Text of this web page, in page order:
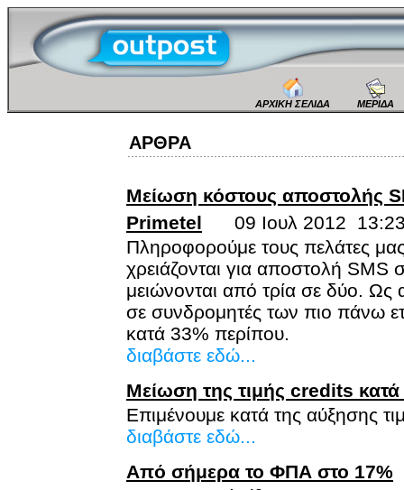
ΑΡΧΙΚΗ ΣΕΛΙΔΑ ΜΕΡΙΔΑ
ΑΡΘΡΑ
Μείωση κόστους αποστολής
Primetel 09 Ιουλ 2012
Πληροφορούμε τους πελάτες
χρειάζονται για αποστολή
μειώνονται από τρία σε δύο.
σε συνδρομητές των πιο πάνω
κατά 33% περίπου.
διαβάστε εδώ...
Μείωση της τιμής credits κατά
Επιμένουμε κατά της αύξησης
διαβάστε εδώ...
Από σήμερα το ΦΠΑ στο 17%